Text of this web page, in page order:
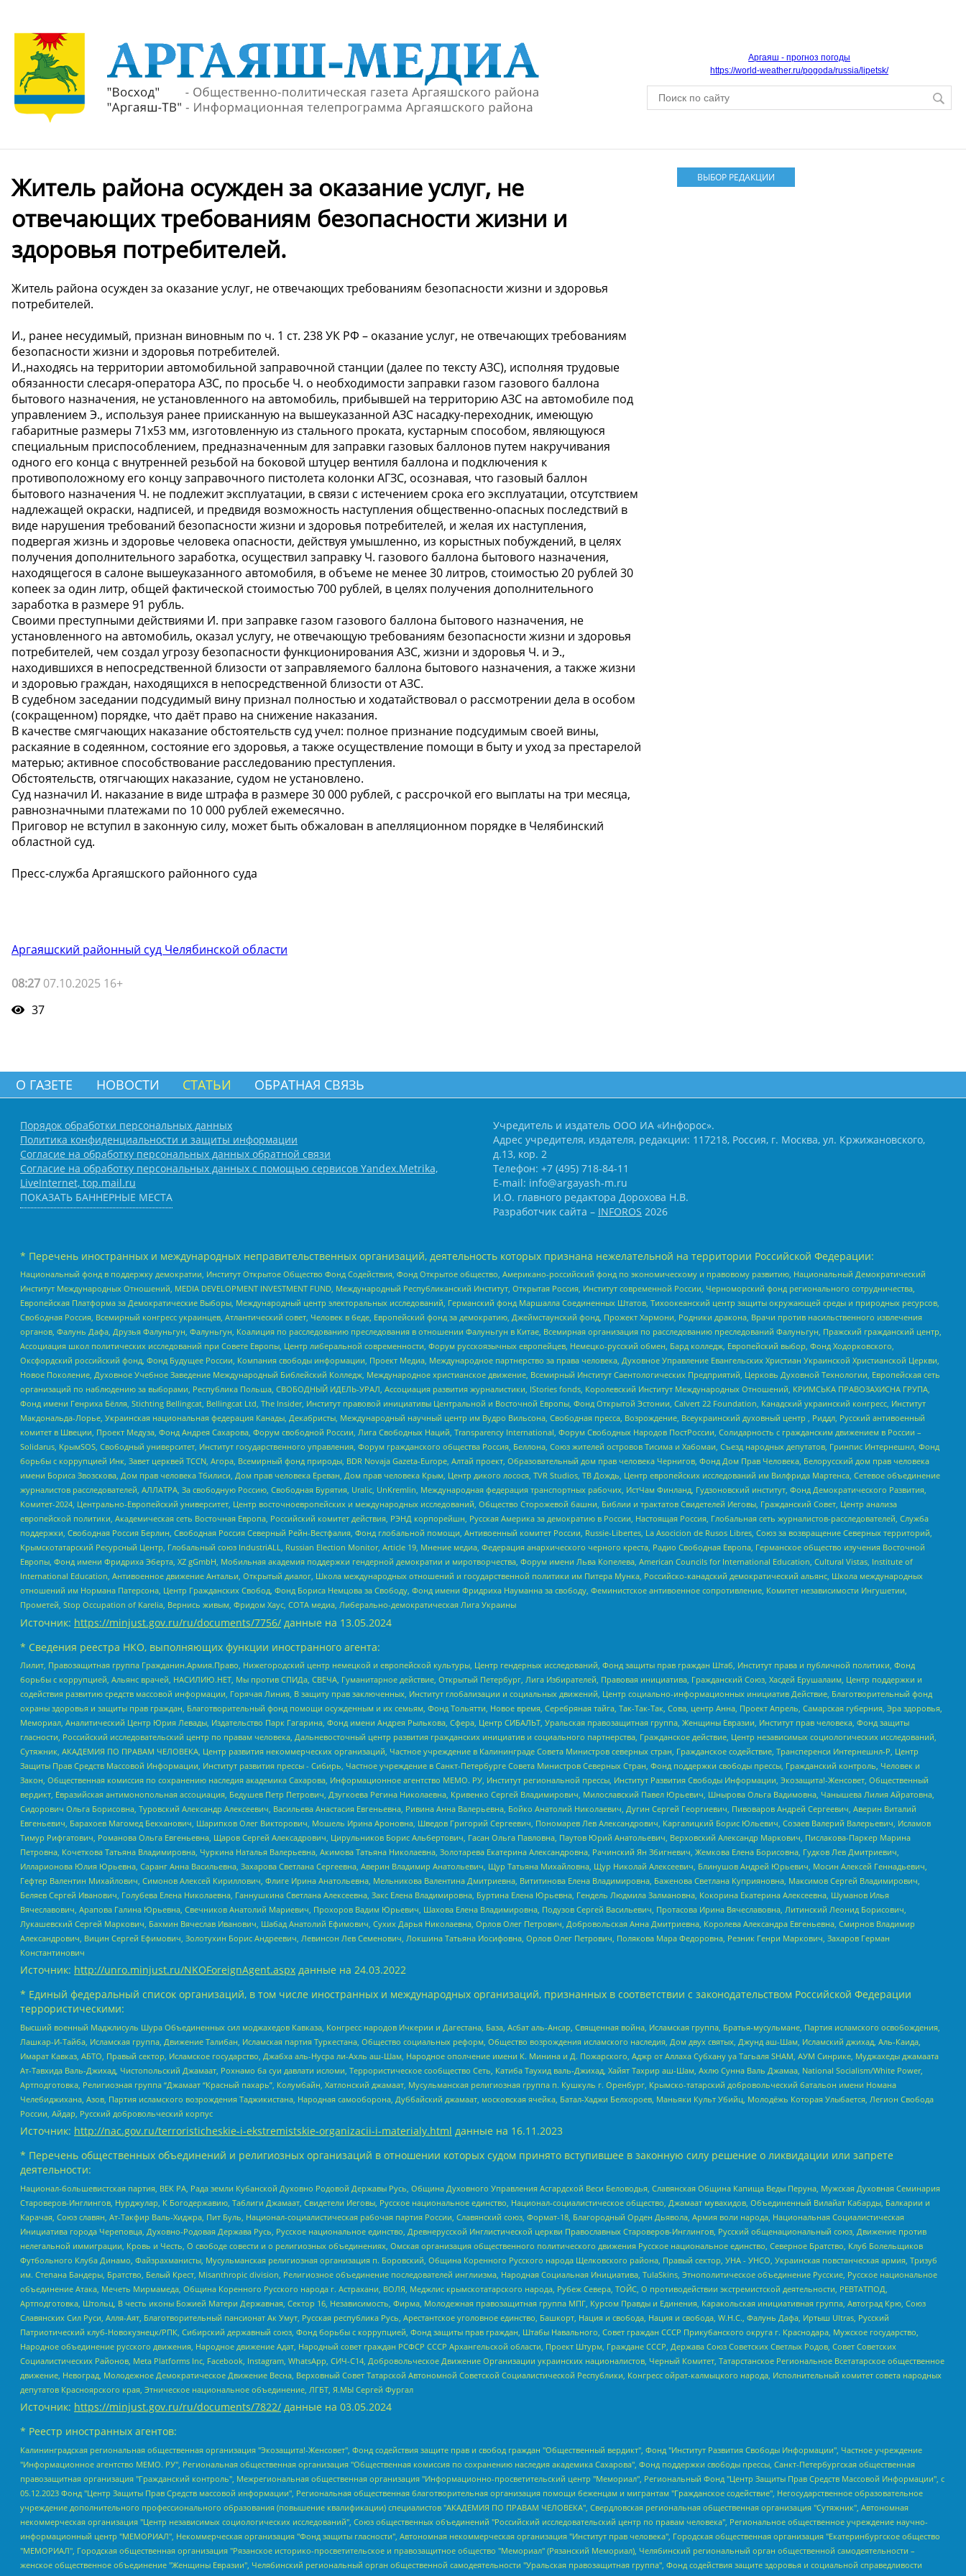
Аргаяш - прогноз погоды
https://world-weather.ru/pogoda/russia/lipetsk/
Житель района осужден за оказание услуг, не
отвечающих требованиям безопасности жизни и
здоровья потребителей.
Житель района осужден за оказание услуг, не отвечающих требованиям безопасности жизни и здоровья
потребителей.
И., ранее несудимый, признан виновным по ч. 1 ст. 238 УК РФ – оказание услуг, не отвечающих требованиям
безопасности жизни и здоровья потребителей.
И.,находясь на территории автомобильной заправочной станции (далее по тексту АЗС), исполняя трудовые
обязанности слесаря-оператора АЗС, по просьбе Ч. о необходимости заправки газом газового баллона
бытового назначения, не установленного на автомобиль, прибывшей на территорию АЗС на автомобиле под
управлением Э., используя ранее приисканную на вышеуказанной АЗС насадку-переходник, имеющую
габаритные размеры 71х53 мм, изготовленную из стального проката, кустарным способом, являющуюся
специальным приспособлением, предназначенным для заправки газовых баллонов путем накручивания
одного его конца с внутренней резьбой на боковой штуцер вентиля баллона и подключения к
противоположному его концу заправочного пистолета колонки АГЗС, осознавая, что газовый баллон
бытового назначения Ч. не подлежит эксплуатации, в связи с истечением срока его эксплуатации, отсутствием
надлежащей окраски, надписей, и предвидя возможность наступления общественно-опасных последствий в
виде нарушения требований безопасности жизни и здоровья потребителей, и желая их наступления,
подвергая жизнь и здоровье человека опасности, действуя умышленно, из корыстных побуждений, в целях
получения дополнительного заработка, осуществил заправку Ч. газового баллона бытового назначения,
находящегося в салоне вышеуказанного автомобиля, в объеме не менее 30 литров, стоимостью 20 рублей 30
копеек за один литр, общей фактической стоимостью 700 рублей, в целях получения дополнительного
заработка в размере 91 рубль.
Своими преступными действиями И. при заправке газом газового баллона бытового назначения, не
установленного на автомобиль, оказал услугу, не отвечающую требованиям безопасности жизни и здоровья
потребителей, чем создал угрозу безопасности функционирования АЗС, жизни и здоровья Ч. и Э.,
находившихся в непосредственной близости от заправляемого баллона бытового назначения, а также жизни
и здоровью граждан, находящихся в непосредственной близости от АЗС.
В судебном заседании подсудимый вину признал полностью и ходатайствовал о рассмотрении дела в особом
(сокращенном) порядке, что даёт право на снижение наказания.
В качестве смягчающих наказание обстоятельств суд учел: полное признание подсудимым своей вины,
раскаяние в содеянном, состояние его здоровья, а также осуществление помощи в быту и уход за престарелой
матерью; активное способствование расследованию преступления.
Обстоятельств, отягчающих наказание, судом не установлено.
Суд назначил И. наказание в виде штрафа в размере 30 000 рублей, с рассрочкой его выплаты на три месяца,
равнозначными платежами по 10 000 рублей ежемесячно.
Приговор не вступил в законную силу, может быть обжалован в апелляционном порядке в Челябинский
областной суд.
Пресс-служба Аргаяшского районного суда
Аргаяшский районный суд Челябинской области
08:27 07.10.2025 16+
37
ВЫБОР РЕДАКЦИИ
О ГАЗЕТЕ НОВОСТИ СТАТЬИ ОБРАТНАЯ СВЯЗЬ
Порядок обработки персональных данных
Политика конфиденциальности и защиты информации
Согласие на обработку персональных данных обратной связи
Согласие на обработку персональных данных с помощью сервисов Yandex.Metrika,
LiveInternet, top.mail.ru
ПОКАЗАТЬ БАННЕРНЫЕ МЕСТА
Учредитель и издатель ООО ИА «Инфорос».
Адрес учредителя, издателя, редакции: 117218, Россия, г. Москва, ул. Кржижановского,
д.13, кор. 2
Телефон: +7 (495) 718-84-11
E-mail: info@argayash-m.ru
И.О. главного редактора Дорохова Н.В.
Разработчик сайта – INFOROS 2026
* Перечень иностранных и международных неправительственных организаций, деятельность которых признана нежелательной на территории Российской Федерации:
Национальный фонд в поддержку демократии, Институт Открытое Общество Фонд Содействия, Фонд Открытое общество, Американо-российский фонд по экономическому и правовому развитию, Национальный Демократический
Институт Международных Отношений, MEDIA DEVELOPMENT INVESTMENT FUND, Международный Республиканский Институт, Открытая Россия, Институт современной России, Черноморский фонд регионального сотрудничества,
Европейская Платформа за Демократические Выборы, Международный центр электоральных исследований, Германский фонд Маршалла Соединенных Штатов, Тихоокеанский центр защиты окружающей среды и природных ресурсов,
Свободная Россия, Всемирный конгресс украинцев, Атлантический совет, Человек в беде, Европейский фонд за демократию, Джеймстаунский фонд, Прожект Хармони, Родники дракона, Врачи против насильственного извлечения
органов, Фалунь Дафа, Друзья Фалуньгун, Фалуньгун, Коалиция по расследованию преследования в отношении Фалуньгун в Китае, Всемирная организация по расследованию преследований Фалуньгун, Пражский гражданский центр,
Ассоциация школ политических исследований при Совете Европы, Центр либеральной современности, Форум русскоязычных европейцев, Немецко-русский обмен, Бард колледж, Европейский выбор, Фонд Ходорковского,
Оксфордский российский фонд, Фонд Будущее России, Компания свободы информации, Проект Медиа, Международное партнерство за права человека, Духовное Управление Евангельских Христиан Украинской Христианской Церкви,
Новое Поколение, Духовное Учебное Заведение Международный Библейский Колледж, Международное христианское движение, Всемирный Институт Саентологических Предприятий, Церковь Духовной Технологии, Европейская сеть
организаций по наблюдению за выборами, Республика Польша, СВОБОДНЫЙ ИДЕЛЬ-УРАЛ, Ассоциация развития журналистики, IStories fonds, Королевский Институт Международных Отношений, КРИМСЬКА ПРАВОЗАХИСНА ГРУПА,
Фонд имени Генриха Бёлля, Stichting Bellingcat, Bellingcat Ltd, The Insider, Институт правовой инициативы Центральной и Восточной Европы, Фонд Открытой Эстонии, Calvert 22 Foundation, Канадский украинский конгресс, Институт
Макдональда-Лорье, Украинская национальная федерация Канады, Декабристы, Международный научный центр им Вудро Вильсона, Свободная пресса, Возрождение, Всеукраинский духовный центр , Риддл, Русский антивоенный
комитет в Швеции, Проект Медуза, Фонд Андрея Сахарова, Форум свободной России, Лига Свободных Наций, Transparеncy International, Форум Свободных Народов ПостРоссии, Солидарность с гражданским движением в России –
Solidarus, КрымSOS, Свободный университет, Институт государственного управления, Форум гражданского общества Россия, Беллона, Союз жителей островов Тисима и Хабомаи, Съезд народных депутатов, Гринпис Интернешнл, Фонд
борьбы с коррупцией Инк, Завет церквей TCCN, Агора, Всемирный фонд природы, BDR Novaja Gazeta-Europe, Алтай проект, Образовательный дом прав человека Чернигов, Фонд Дом Прав Человека, Белорусский дом прав человека
имени Бориса Звозскова, Дом прав человека Тбилиси, Дом прав человека Ереван, Дом прав человека Крым, Центр дикого лосося, TVR Studios, ТВ Дождь, Центр европейских исследований им Вилфрида Мартенса, Сетевое объединение
журналистов расследователей, АЛЛАТРА, За свободную Россию, Свободная Бурятия, Uralic, UnKremlin, Международная федерация транспортных рабочих, ИстЧам Финланд, Гудзоновский институт, Фонд Демократического Развития,
Комитет-2024, Центрально-Европейский университет, Центр восточноевропейских и международных исследований, Общество Сторожевой башни, Библии и трактатов Свидетелей Иеговы, Гражданский Совет, Центр анализа
европейской политики, Академическая сеть Восточная Европа, Российский комитет действия, РЭНД корпорейшн, Русская Америка за демократию в России, Настоящая Россия, Глобальная сеть журналистов-расследователей, Служба
поддержки, Свободная Россия Берлин, Свободная Россия Северный Рейн-Вестфалия, Фонд глобальной помощи, Антивоенный комитет России, Russie-Libertes, La Asocicion de Rusos Libres, Союз за возвращение Северных территорий,
Крымскотатарский Ресурсный Центр, Глобальный союз IndustriALL, Russian Election Monitor, Article 19, Мнение медиа, Федерация анархического черного креста, Радио Свободная Европа, Германское общество изучения Восточной
Европы, Фонд имени Фридриха Эберта, XZ gGmbH, Мобильная академия поддержки гендерной демократии и миротворчества, Форум имени Льва Копелева, American Councils for International Education, Cultural Vistas, Institute of
International Education, Антивоенное движение Антальи, Открытый диалог, Школа международных отношений и государственной политики им Питера Мунка, Российско-канадский демократический альянс, Школа международных
отношений им Нормана Патерсона, Центр Гражданских Свобод, Фонд Бориса Немцова за Свободу, Фонд имени Фридриха Науманна за свободу, Феминистское антивоенное сопротивление, Комитет независимости Ингушетии,
Прометей, Stop Occupation of Karelia, Вернись живым, Фридом Хаус, СОТА медиа, Либерально-демократическая Лига Украины
Источник: https://minjust.gov.ru/ru/documents/7756/ данные на 13.05.2024
* Сведения реестра НКО, выполняющих функции иностранного агента:
Лилит, Правозащитная группа Гражданин.Армия.Право, Нижегородский центр немецкой и европейской культуры, Центр гендерных исследований, Фонд защиты прав граждан Штаб, Институт права и публичной политики, Фонд
борьбы с коррупцией, Альянс врачей, НАСИЛИЮ.НЕТ, Мы против СПИДа, СВЕЧА, Гуманитарное действие, Открытый Петербург, Лига Избирателей, Правовая инициатива, Гражданский Союз, Хасдей Ерушалаим, Центр поддержки и
содействия развитию средств массовой информации, Горячая Линия, В защиту прав заключенных, Институт глобализации и социальных движений, Центр социально-информационных инициатив Действие, Благотворительный фонд
охраны здоровья и защиты прав граждан, Благотворительный фонд помощи осужденным и их семьям, Фонд Тольятти, Новое время, Серебряная тайга, Так-Так-Так, Сова, центр Анна, Проект Апрель, Самарская губерния, Эра здоровья,
Мемориал, Аналитический Центр Юрия Левады, Издательство Парк Гагарина, Фонд имени Андрея Рылькова, Сфера, Центр СИБАЛЬТ, Уральская правозащитная группа, Женщины Евразии, Институт прав человека, Фонд защиты
гласности, Российский исследовательский центр по правам человека, Дальневосточный центр развития гражданских инициатив и социального партнерства, Гражданское действие, Центр независимых социологических исследований,
Сутяжник, АКАДЕМИЯ ПО ПРАВАМ ЧЕЛОВЕКА, Центр развития некоммерческих организаций, Частное учреждение в Калининграде Совета Министров северных стран, Гражданское содействие, Трансперенси Интернешнл-Р, Центр
Защиты Прав Средств Массовой Информации, Институт развития прессы - Сибирь, Частное учреждение в Санкт-Петербурге Совета Министров Северных Стран, Фонд поддержки свободы прессы, Гражданский контроль, Человек и
Закон, Общественная комиссия по сохранению наследия академика Сахарова, Информационное агентство МЕМО. РУ, Институт региональной прессы, Институт Развития Свободы Информации, Экозащита!-Женсовет, Общественный
вердикт, Евразийская антимонопольная ассоциация, Бедушев Петр Петрович, Дзугкоева Регина Николаевна, Кривенко Сергей Владимирович, Милославский Павел Юрьевич, Шнырова Ольга Вадимовна, Чанышева Лилия Айратовна,
Сидорович Ольга Борисовна, Туровский Александр Алексеевич, Васильева Анастасия Евгеньевна, Ривина Анна Валерьевна, Бойко Анатолий Николаевич, Дугин Сергей Георгиевич, Пивоваров Андрей Сергеевич, Аверин Виталий
Евгеньевич, Барахоев Магомед Бекханович, Шарипков Олег Викторович, Мошель Ирина Ароновна, Шведов Григорий Сергеевич, Пономарев Лев Александрович, Каргалицкий Борис Юльевич, Созаев Валерий Валерьевич, Исламов
Тимур Рифгатович, Романова Ольга Евгеньевна, Щаров Сергей Алексадрович, Цирульников Борис Альбертович, Гасан Ольга Павловна, Паутов Юрий Анатольевич, Верховский Александр Маркович, Пислакова-Паркер Марина
Петровна, Кочеткова Татьяна Владимировна, Чуркина Наталья Валерьевна, Акимова Татьяна Николаевна, Золотарева Екатерина Александровна, Рачинский Ян Збигневич, Жемкова Елена Борисовна, Гудков Лев Дмитриевич,
Илларионова Юлия Юрьевна, Саранг Анна Васильевна, Захарова Светлана Сергеевна, Аверин Владимир Анатольевич, Щур Татьяна Михайловна, Щур Николай Алексеевич, Блинушов Андрей Юрьевич, Мосин Алексей Геннадьевич,
Гефтер Валентин Михайлович, Симонов Алексей Кириллович, Флиге Ирина Анатольевна, Мельникова Валентина Дмитриевна, Вититинова Елена Владимировна, Баженова Светлана Куприяновна, Максимов Сергей Владимирович,
Беляев Сергей Иванович, Голубева Елена Николаевна, Ганнушкина Светлана Алексеевна, Закс Елена Владимировна, Буртина Елена Юрьевна, Гендель Людмила Залмановна, Кокорина Екатерина Алексеевна, Шуманов Илья
Вячеславович, Арапова Галина Юрьевна, Свечников Анатолий Мариевич, Прохоров Вадим Юрьевич, Шахова Елена Владимировна, Подузов Сергей Васильевич, Протасова Ирина Вячеславовна, Литинский Леонид Борисович,
Лукашевский Сергей Маркович, Бахмин Вячеслав Иванович, Шабад Анатолий Ефимович, Сухих Дарья Николаевна, Орлов Олег Петрович, Добровольская Анна Дмитриевна, Королева Александра Евгеньевна, Смирнов Владимир
Александрович, Вицин Сергей Ефимович, Золотухин Борис Андреевич, Левинсон Лев Семенович, Локшина Татьяна Иосифовна, Орлов Олег Петрович, Полякова Мара Федоровна, Резник Генри Маркович, Захаров Герман
Константинович
Источник: http://unro.minjust.ru/NKOForeignAgent.aspx данные на 24.03.2022
* Единый федеральный список организаций, в том числе иностранных и международных организаций, признанных в соответствии с законодательством Российской Федерации
террористическими:
Высший военный Маджлисуль Шура Объединенных сил моджахедов Кавказа, Конгресс народов Ичкерии и Дагестана, База, Асбат аль-Ансар, Священная война, Исламская группа, Братья-мусульмане, Партия исламского освобождения,
Лашкар-И-Тайба, Исламская группа, Движение Талибан, Исламская партия Туркестана, Общество социальных реформ, Общество возрождения исламского наследия, Дом двух святых, Джунд аш-Шам, Исламский джихад, Аль-Каида,
Имарат Кавказ, АБТО, Правый сектор, Исламское государство, Джабха аль-Нусра ли-Ахль аш-Шам, Народное ополчение имени К. Минина и Д. Пожарского, Аджр от Аллаха Субхану уа Тагьаля SHAM, АУМ Синрике, Муджахеды джамаата
Ат-Тавхида Валь-Джихад, Чистопольский Джамаат, Рохнамо ба суи давлати исломи, Террористическое сообщество Сеть, Катиба Таухид валь-Джихад, Хайят Тахрир аш-Шам, Ахлю Сунна Валь Джамаа, National Socialism/White Power,
Артподготовка, Религиозная группа “Джамаат “Красный пахарь”, Колумбайн, Хатлонский джамаат, Мусульманская религиозная группа п. Кушкуль г. Оренбург, Крымско-татарский добровольческий батальон имени Номана
Челебиджихана, Азов, Партия исламского возрождения Таджикистана, Народная самооборона, Дуббайский джамаат, московская ячейка, Батал-Хаджи Белхороев, Маньяки Культ Убийц, Молодёжь Которая Улыбается, Легион Свобода
России, Айдар, Русский добровольческий корпус
Источник: http://nac.gov.ru/terroristicheskie-i-ekstremistskie-organizacii-i-materialy.html данные на 16.11.2023
* Перечень общественных объединений и религиозных организаций в отношении которых судом принято вступившее в законную силу решение о ликвидации или запрете
деятельности:
Национал-большевистская партия, ВЕК РА, Рада земли Кубанской Духовно Родовой Державы Русь, Община Духовного Управления Асгардской Веси Беловодья, Славянская Община Капища Веды Перуна, Мужская Духовная Семинария
Староверов-Инглингов, Нурджулар, К Богодержавию, Таблиги Джамаат, Свидетели Иеговы, Русское национальное единство, Национал-социалистическое общество, Джамаат мувахидов, Объединенный Вилайат Кабарды, Балкарии и
Карачая, Союз славян, Ат-Такфир Валь-Хиджра, Пит Буль, Национал-социалистическая рабочая партия России, Славянский союз, Формат-18, Благородный Орден Дьявола, Армия воли народа, Национальная Социалистическая
Инициатива города Череповца, Духовно-Родовая Держава Русь, Русское национальное единство, Древнерусской Инглистической церкви Православных Староверов-Инглингов, Русский общенациональный союз, Движение против
нелегальной иммиграции, Кровь и Честь, О свободе совести и о религиозных объединениях, Омская организация общественного политического движения Русское национальное единство, Северное Братство, Клуб Болельщиков
Футбольного Клуба Динамо, Файзрахманисты, Мусульманская религиозная организация п. Боровский, Община Коренного Русского народа Щелковского района, Правый сектор, УНА - УНСО, Украинская повстанческая армия, Тризуб
им. Степана Бандеры, Братство, Белый Крест, Misanthropic division, Религиозное объединение последователей инглиизма, Народная Социальная Инициатива, TulaSkins, Этнополитическое объединение Русские, Русское национальное
объединение Атака, Мечеть Мирмамеда, Община Коренного Русского народа г. Астрахани, ВОЛЯ, Меджлис крымскотатарского народа, Рубеж Севера, ТОЙС, О противодействии экстремистской деятельности, РЕВТАТПОД,
Артподготовка, Штольц, В честь иконы Божией Матери Державная, Сектор 16, Независимость, Фирма, Молодежная правозащитная группа МПГ, Курсом Правды и Единения, Каракольская инициативная группа, Автоград Крю, Союз
Славянских Сил Руси, Алля-Аят, Благотворительный пансионат Ак Умут, Русская республика Русь, Арестантское уголовное единство, Башкорт, Нация и свобода, Нация и свобода, W.H.С., Фалунь Дафа, Иртыш Ultras, Русский
Патриотический клуб-Новокузнецк/РПК, Сибирский державный союз, Фонд борьбы с коррупцией, Фонд защиты прав граждан, Штабы Навального, Совет граждан СССР Прикубанского округа г. Краснодара, Мужское государство,
Народное объединение русского движения, Народное движение Адат, Народный совет граждан РСФСР СССР Архангельской области, Проект Штурм, Граждане СССР, Держава Союз Советских Светлых Родов, Совет Советских
Социалистических Районов, Meta Platforms Inc, Facebook, Instagram, WhatsApp, СИЧ-С14, Добровольческое Движение Организации украинских националистов, Черный Комитет, Татарстанское Региональное Всетатарское общественное
движение, Невоград, Молодежное Демократическое Движение Весна, Верховный Совет Татарской Автономной Советской Социалистической Республики, Конгресс ойрат-калмыцкого народа, Исполнительный комитет совета народных
депутатов Красноярского края, Этническое национальное объединение, ЛГБТ, Я.МЫ Сергей Фургал
Источник: https://minjust.gov.ru/ru/documents/7822/ данные на 03.05.2024
* Реестр иностранных агентов:
Калининградская региональная общественная организация "Экозащита!-Женсовет", Фонд содействия защите прав и свобод граждан "Общественный вердикт", Фонд "Институт Развития Свободы Информации", Частное учреждение "Информационное агентство МЕМО. РУ", Региональная общественная организация "Общественная комиссия по сохранению наследия академика Сахарова", Фонд поддержки свободы прессы, Санкт-Петербургская общественная правозащитная организация "Гражданский контроль", Межрегиональная общественная организация "Информационно-просветительский центр "Мемориал", Региональный Фонд "Центр Защиты Прав Средств Массовой Информации", с 05.12.2023 Фонд "Центр Защиты Прав Средств массовой информации", Региональная общественная благотворительная организация помощи беженцам и мигрантам "Гражданское содействие", Негосударственное образовательное учреждение дополнительного профессионального образования (повышение квалификации) специалистов "АКАДЕМИЯ ПО ПРАВАМ ЧЕЛОВЕКА", Свердловская региональная общественная организация "Сутяжник", Автономная некоммерческая организация "Центр независимых социологических исследований", Союз общественных объединений "Российский исследовательский центр по правам человека", Региональное общественное учреждение научно-информационный центр "МЕМОРИАЛ", Некоммерческая организация "Фонд защиты гласности", Автономная некоммерческая организация "Институт прав человека", Городская общественная организация "Екатеринбургское общество "МЕМОРИАЛ", Городская общественная организация "Рязанское историко-просветительское и правозащитное общество "Мемориал" (Рязанский Мемориал), Челябинский региональный орган общественной самодеятельности – женское общественное объединение "Женщины Евразии", Челябинский региональный орган общественной самодеятельности "Уральская правозащитная группа", Фонд содействия защите здоровья и социальной справедливости имени Андрея Рылькова, Автономная Некоммерческая Организация "Аналитический Центр Юрия Левады", Автономная некоммерческая организация социальной поддержки населения "Проект Апрель", Региональная общественная организация помощи женщинам и детям, находящимся в кризисной ситуации "Информационно-методический центр "Анна", Фонд содействия развитию массовых коммуникаций и правовому просвещению "Так-так-Так", Фонд содействия устойчивому развитию "Серебряная тайга", Свердловский региональный общественный фонд социальных проектов "Новое время", "Idel.Реалии", Кавказ.Реалии, Крым.Реалии, Телеканал Настоящее Время, Татаро-башкирская служба Радио Свобода (Azatliq Radiosi), Радио Свободная Европа/Радио Свобода (PCE/PC), "Сибирь.Реалии", "Фактограф", Благотворительный фонд помощи осужденным и их семьям, Автономная некоммерческая организация "Институт глобализации и социальных движений", Фонд "В защиту прав заключенных", Частное учреждение "Центр поддержки и содействия развитию средств массовой информации", Пензенский региональный общественный благотворительный фонд "Гражданский союз", "Север.Реалии", Некоммерческая организация Фонд "Правовая инициатива", Общество с ограниченной ответственностью "Радио Свободная Европа/Радио Свобода", Чешское информационное агентство "MEDIUM-ORIENT", Красноярская региональная общественная организация "Мы против СПИДа", Камалягин Денис Николаевич, Маркелов Сергей Евгеньевич, Пономарев Лев Александрович, Савицкая Людмила Алексеевна, Автономная некоммерческая организация "Центр по работе с проблемой насилия "НАСИЛИЮ.НЕТ", Межрегиональный профессиональный союз работников здравоохранения "Альянс врачей", Юридическое лицо, зарегистрированное в Латвийской Республике, SIA "Medusa Project" (регистрационный номер 40103797863, дата регистрации 10.06.2014), Некоммерческая организация "Фонд по борьбе с коррупцией", Автономная некоммерческая организация "Институт права и публичной политики", Баданин Роман Сергеевич, Гликин Максим Александрович, Железнова Мария Михайловна, Лукьянова Юлия Сергеевна, Маетная Елизавета Витальевна, Маняхин Петр Борисович, Чуракова Ольга Владимировна, Ярош Юлия Петровна, Юридическое лицо "The Insider SIA", зарегистрированное в Риге, Латвийская Республика (дата регистрации 26.06.2015), являющееся администратором доменного имени интернет-издания "The Insider SIA", https://theins.ru, Постернак Алексей Евгеньевич, Рубин Михаил Аркадьевич, Анин Роман Александрович, Юридическое лицо Istories fonds, зарегистрированное в Латвийской Республике (регистрационный номер 50008295751, дата регистрации 24.02.2020), Великовский Дмитрий Александрович, Долинина Ирина Николаевна, Мароховская Алеся Алексеевна, Шлейнов Роман Юрьевич, Шмагун Олеся Валентиновна, Общество с ограниченной ответственностью "Альтаир 2021", Общество с ограниченной ответственностью "Вега 2021", Общество с ограниченной ответственностью "Главный редактор 2021", Общество с ограниченной ответственностью "Ромашки монолит", Важенков Артем Валерьевич, Ивановская областная общественная организация "Центр гендерных исследований", Гурман Юрий Альбертович, Медиапроект "ОВД-Инфо", Егоров Владимир Владимирович, Жилинский Владимир Александрович, Общество с ограниченной ответственностью "ЗП", Иванова София Юрьевна, Карезина Инна Павловна, Кильтау Екатерина Викторовна, Петров Алексей Викторович, Пискунов Сергей Евгеньевич, Смирнов Сергей Сергеевич, Тихонов Михаил Сергеевич, Общество с ограниченной ответственностью "ЖУРНАЛИСТ-ИНОСТРАННЫЙ АГЕНТ", Арапова Галина Юрьевна, Вольтская Татьяна Анатольевна, Американская компания "Mason G.E.S. Anonymous Foundation" (США), являющаяся владельцем интернет-издания https://mnews.world/, Компания "Stichting Bellingcat", зарегистрированная в Нидерландах (дата регистрации 11.07.2018), Захаров Андрей Вячеславович, Клепиковская Екатерина Дмитриевна, Общество с ограниченной ответственностью "МЕМО", Перл Роман Александрович, Симонов Евгений Алексеевич, Соловьева Елена Анатольевна, Сотников Даниил Владимирович, Сурначева Елизавета Дмитриевна, Автономная некоммерческая организация по защите прав человека и информированию населения "Якутия – Наше Мнение", Общество с ограниченной ответственностью "Москоу диджитал медиа", с 26.01.2023 Общество с ограниченной ответственностью "Чайка Белые сады", Ветошкина Валерия Валерьевна, Заговора Максим Александрович, Межрегиональное общественное движение "Российская ЛГБТ - сеть", Оленичев Максим Владимирович, Павлов Иван Юрьевич, Скворцова Елена Сергеевна, Общество с ограниченной ответственностью "Как бы инагент", Кочетков Игорь Викторович, Общество с ограниченной ответственностью "Честные выборы", Еланчик Олег Александрович, Общество с ограниченной ответственностью "Нобелевский призыв", Гималова Регина Эмилевна, Григорьев Андрей Валерьевич, Григорьева Алина Александровна, Ассоциация по содействию защите прав призывников, альтернативнослужащих и военнослужащих "Правозащитная группа "Гражданин.Армия.Право", Хисамова Регина Фаритовна, Автономная некоммерческая организация по реализации социально-правовых программ "Лилит", Дальневосточное общественное движение "Маяк", Санкт-Петербургская ЛГБТ-инициативная группа "Выход", Инициативная группа ЛГБТ+ "Реверс", Алексеев Андрей Викторович, Бекбулатова Таисия Львовна, Беляев Иван Михайлович, Владыкина Елена Сергеевна, Гельман Марат Александрович, Никульшина Вероника Юрьевна, Толоконникова Надежда Андреевна, Шендерович Виктор Анатольевич, Общество с ограниченной ответственностью "Данное сообщение", Общество с ограниченной ответственностью Издательский дом "Новая глава", Айнбиндер Александра Александровна, Московский комьюнити-центр для ЛГБТ+инициатив, Благотворительный фонд развития филантропии, Deutsche Welle (Германия, Kurt-Schumacher-Strasse 3, 53113 Bonn), Борзунова Мария Михайловна, Воробьев Виктор Викторович, Голубева Анна Львовна, Константинова Алла Михайловна, Малкова Ирина Владимировна, Мурадов Мурад Абдулгалимович, Осетинская Елизавета Николаевна, Понасенков Евгений Николаевич, Ганапольский Матвей Юрьевич, Киселев Евгений Алексеевич, Борухович Ирина Григорьевна, Дремин Иван Тимофеевич, Дубровский Дмитрий Викторович, Красноярская региональная общественная организация поддержки и развития альтернативных образовательных технологий и межкультурных коммуникаций "ИНТЕРРА", Маяковская Екатерина Алексеевна, Фейгин Марк Захарович, Филимонов Андрей Викторович, Дзугкоева Регина Николаевна, Доброхотов Роман Александрович, Дудь Юрий Александрович, Елкин Сергей Владимирович, Кругликов Кирилл Игоревич, Сабунаева Мария Леонидовна, Семенов Алексей Владимирович, Шаинян Карен Багратович, Шульман Екатерина Михайловна, Асафьев Артур Валерьевич, Вахштайн Виктор Семенович, Венедиктов Алексей Алексеевич, Лушникова Екатерина Евгеньевна, Волков Леонид Михайлович, Невзоров Александр Глебович, Пархоменко Сергей Борисович, Сироткин Ярослав Николаевич, Кара-Мурза Владимир Владимирович, Баранова Наталья Владимировна, Гозман Леонид Яковлевич, Кагарлицкий Борис Юльевич, Климарев Михаил Валерьевич, Милов Владимир Станиславович, Автономная некоммерческая организация Краснодарский центр современного искусства "Типография", Моргенштерн Алишер Тагирович, Соболь Любовь Эдуардовна, Общество с ограниченной ответственностью "ЛИЗА НОРМ", Каспаров Гарри Кимович, Ходорковский Михаил Борисович, Общество с ограниченной ответственностью "Апрельские тезисы", Данилович Ирина Брониславовна, Кашин Олег Владимирович, Петров Николай Владимирович, Пивоваров Алексей Владимирович, Соколов Михаил Владимирович, Цветкова Юлия Владимировна, Чичваркин Евгений Александрович, Комитет против пыток/Команда против пыток, Общество с ограниченной ответственностью "Первый научный", Общество с ограниченной ответственностью "Вертолет и ко", Белоцерковская Вероника Борисовна, Кац Максим Евгеньевич, Лазарева Татьяна Юрьевна, Шаведдинов Руслан Табризович, Яшин Илья Валерьевич, Общество с ограниченной ответственностью "Иноагент ААВ", Алешковский Дмитрий Петрович, Альбац Евгения Марковна, Быков Дмитрий Львович, Галямина Юлия Евгеньевна, Лойко Сергей Леонидович, Мартынов Кирилл Константинович, Медведев Сергей Александрович, Крашенинников Федор Геннадиевич, Гордеева Катерина Вл